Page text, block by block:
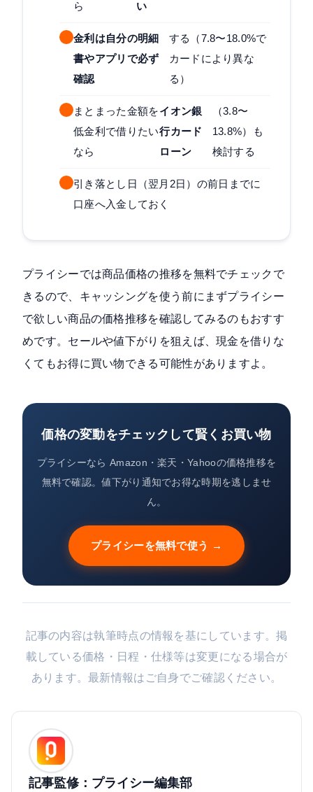
ら
い
金利は自分の明細
書やアプリで必ず
確認
する（7.8〜18.0%で
カードにより異な
る）
まとまった金額を
低金利で借りたい
なら
イオン銀
行カード
ローン
（3.8〜
13.8%）も
検討する
引き落とし日（翌月2日）の前日までに
口座へ入金しておく
プライシーでは商品価格の推移を無料でチェックで
きるので、キャッシングを使う前にまずプライシー
で欲しい商品の価格推移を確認してみるのもおすす
めです。セールや値下がりを狙えば、現金を借りな
くてもお得に買い物できる可能性がありますよ。
価格の変動をチェックして賢くお買い物
プライシーなら Amazon・楽天・Yahooの価格推移を
無料で確認。値下がり通知でお得な時期を逃しませ
ん。
プライシーを無料で使う →
記事の内容は執筆時点の情報を基にしています。掲
載している価格・日程・仕様等は変更になる場合が
あります。最新情報はご自身でご確認ください。
記事監修：プライシー編集部